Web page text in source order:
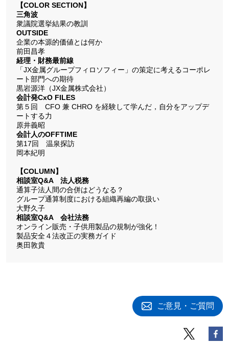
【COLOR SECTION】
三角波
衆議院選挙結果の教訓
OUTSIDE
企業の本源的価値とは何か
前田昌孝
経理・財務最前線
「JX金属グループフィロソフィー」の策定に考えるコーポレ
ート部門への期待
黒岩源洋（JX金属株式会社）
会計発CxO FILES
第５回 CFO 兼 CHRO を経験して学んだ，自分をアップデ
ートする力
原井義昭
会計人のOFFTIME
第17回 温泉探訪
岡本紀明
【COLUMN】
相談室Q&A 法人税務
通算子法人間の合併はどうなる？
グループ通算制度における組織再編の取扱い
大野久子
相談室Q&A 会社法務
オンライン販売・子供用製品の規制が強化！
製品安全４法改正の実務ガイド
奥田敦貴
ご意見・ご質問